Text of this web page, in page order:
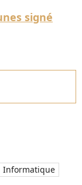
signé
Informatique